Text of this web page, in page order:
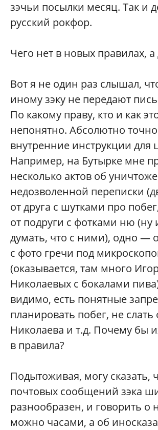
зэчьи посылки месяц. Так и
русский рокфор.
Чего нет в новых правилах,
Вот я не один раз слышал,
иному зэку не передают
По какому праву, кто и как
непонятно. Абсолютно
внутренние инструкции для
Например, на Бутырке мне
несколько актов об
недозволенной переписки
от друга с шутками про
от подруги с фотками ню (ну
думать, что с ними), одно —
с фото гречи под
(оказывается, там много
Николаевых с бокалами
видимо, есть понятные
планировать побег, не слать
Николаева и т.д. Почему бы
в правила?
Подытоживая, могу сказать,
почтовых сообщений зэка
разнообразен, и говорить о
можно часами, а об